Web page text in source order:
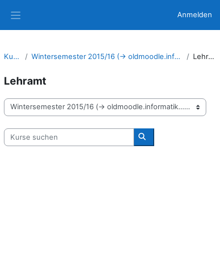
Anmelden
Kurse Wintersemester 2015/16 (-> oldmoodle.informatik...) Lehramt
Lehramt
Kursbereiche
Kurse suchen
Kurse suchen